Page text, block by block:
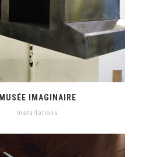
MUSÉE IMAGINAIRE
Installations